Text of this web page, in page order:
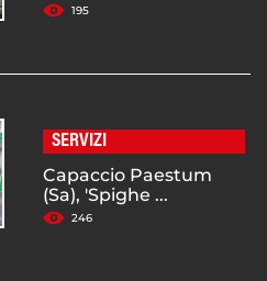
195
SERVIZI
Capaccio Paestum
(Sa), 'Spighe ...
246